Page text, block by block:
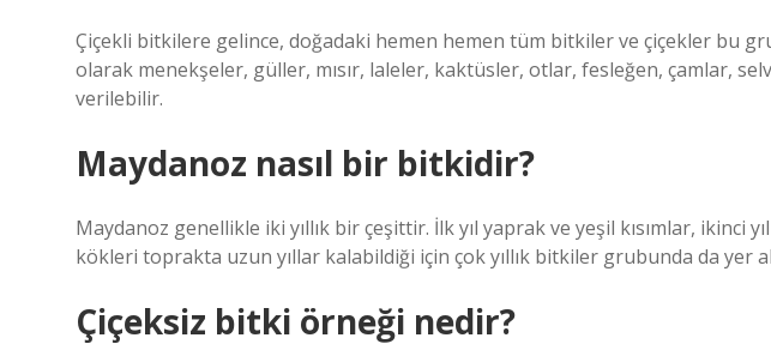
Çiçekli bitkilere gelince, doğadaki hemen hemen tüm bitkiler ve çiçekler bu
olarak menekşeler, güller, mısır, laleler, kaktüsler, otlar, fesleğen, çamlar,
verilebilir.
Maydanoz nasıl bir bitkidir?
Maydanoz genellikle iki yıllık bir çeşittir. İlk yıl yaprak ve yeşil kısımlar, ikinci
kökleri toprakta uzun yıllar kalabildiği için çok yıllık bitkiler grubunda da yer
Çiçeksiz bitki örneği nedir?